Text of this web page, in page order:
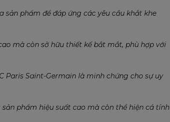
sản phẩm để đáp ứng các yêu cầu khắt khe
mà còn sở hữu thiết kế bắt mắt, phù hợp với
Paris Saint-Germain là minh chứng cho sự uy
phẩm hiệu suất cao mà còn thể hiện cá tính